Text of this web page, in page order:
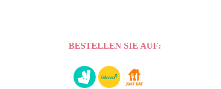
BESTELLEN SIE AUF: